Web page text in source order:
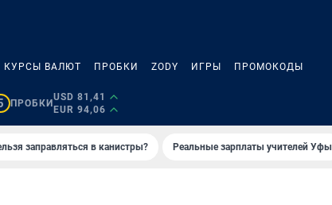
КУРСЫ ВАЛЮТ ПРОБКИ ZODY ИГРЫ ПРОМОКОДЫ
ПРОБКИ
USD 81,41
EUR 94,06
заправляться в канистры? Реальные зарплаты учителей Уфы